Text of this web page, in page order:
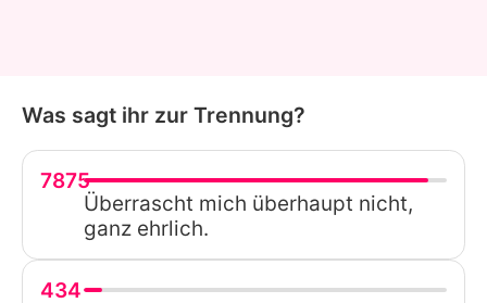
Was sagt ihr zur Trennung?
7875
Überrascht mich überhaupt nicht,
ganz ehrlich.
434